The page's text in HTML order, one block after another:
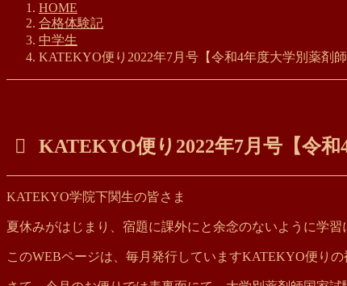
HOME
合格体験記
中学生
KATEKYO便り2022年7月号【令和4年度大学別薬剤
KATEKYO便り2022年7月号【令和
KATEKYO学院下関生の皆さま
夏休みがはじまり、宿題に課外にと余念のないように学習
このWEBページは、毎月発行していますKATEKYO便り